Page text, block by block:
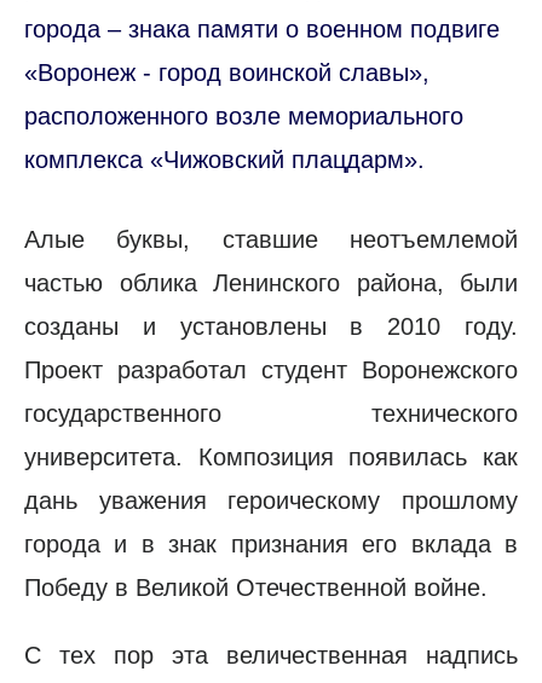
города – знака памяти о военном подвиге
«Воронеж - город воинской славы»,
расположенного возле мемориального
комплекса «Чижовский плацдарм».
Алые буквы, ставшие неотъемлемой
частью облика Ленинского района, были
созданы и установлены в 2010 году.
Проект разработал студент Воронежского
государственного технического
университета. Композиция появилась как
дань уважения героическому прошлому
города и в знак признания его вклада в
Победу в Великой Отечественной войне.
С тех пор эта величественная надпись